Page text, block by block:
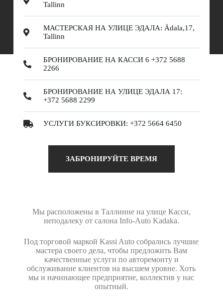
Tallinn
МАСТЕРСКАЯ НА УЛИЦЕ ЭДАЛА: Ädala,17,
Tallinn
БРОНИРОВАНИЕ НА КАССИ 6 +372 5688
2266
БРОНИРОВАНИЕ НА УЛИЦЕ ЭДАЛА 17:
+372 5688 2299
УСЛУГИ БУКСИРОВКИ: +372 5664 6450
ЗАБРОНИРУЙТЕ ВРЕМЯ
Мы расположены в Таллинне на улице Касси,
неподалеку от салона Info-Auto Kadaka.
Под торговой маркой Kassi Auto собрались лучшие
мастера своего дела, чтобы предложить Вам
качественные услуги по авторемонту и
обслуживание клиентов на высшем уровне. Хоть
мы и начинающее предприятие, коллектив у нас
опытный.